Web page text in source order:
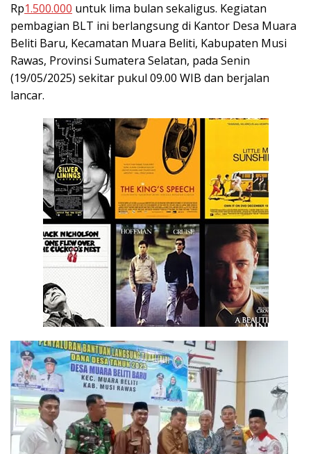
Rp1.500.000 untuk lima bulan sekaligus. Kegiatan
pembagian BLT ini berlangsung di Kantor Desa Muara
Beliti Baru, Kecamatan Muara Beliti, Kabupaten Musi
Rawas, Provinsi Sumatera Selatan, pada Senin
(19/05/2025) sekitar pukul 09.00 WIB dan berjalan
lancar.